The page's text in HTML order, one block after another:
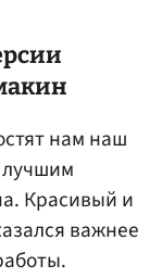
нам наш
Красивый и
важнее